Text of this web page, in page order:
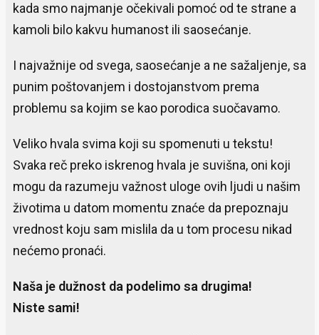
kada smo najmanje očekivali pomoć od te strane a
kamoli bilo kakvu humanost ili saosećanje.
I najvažnije od svega, saosećanje a ne sažaljenje, sa
punim poštovanjem i dostojanstvom prema
problemu sa kojim se kao porodica suočavamo.
Veliko hvala svima koji su spomenuti u tekstu!
Svaka reč preko iskrenog hvala je suvišna, oni koji
mogu da razumeju važnost uloge ovih ljudi u našim
životima u datom momentu znaće da prepoznaju
vrednost koju sam mislila da u tom procesu nikad
nećemo pronaći.
Naša je dužnost da podelimo sa drugima!
Niste sami!